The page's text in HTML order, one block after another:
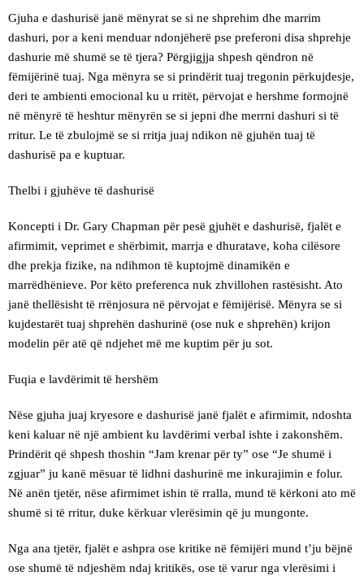
Gjuha e dashurisë janë mënyrat se si ne shprehim dhe marrim
dashuri, por a keni menduar ndonjëherë pse preferoni disa shprehje
dashurie më shumë se të tjera? Përgjigjja shpesh qëndron në
fëmijërinë tuaj. Nga mënyra se si prindërit tuaj tregonin përkujdesje,
deri te ambienti emocional ku u rritët, përvojat e hershme formojnë
në mënyrë të heshtur mënyrën se si jepni dhe merrni dashuri si të
rritur. Le të zbulojmë se si rritja juaj ndikon në gjuhën tuaj të
dashurisë pa e kuptuar.
Thelbi i gjuhëve të dashurisë
Koncepti i Dr. Gary Chapman për pesë gjuhët e dashurisë, fjalët e
afirmimit, veprimet e shërbimit, marrja e dhuratave, koha cilësore
dhe prekja fizike, na ndihmon të kuptojmë dinamikën e
marrëdhënieve. Por këto preferenca nuk zhvillohen rastësisht. Ato
janë thellësisht të rrënjosura në përvojat e fëmijërisë. Mënyra se si
kujdestarët tuaj shprehën dashurinë (ose nuk e shprehën) krijon
modelin për atë që ndjehet më me kuptim për ju sot.
Fuqia e lavdërimit të hershëm
Nëse gjuha juaj kryesore e dashurisë janë fjalët e afirmimit, ndoshta
keni kaluar në një ambient ku lavdërimi verbal ishte i zakonshëm.
Prindërit që shpesh thoshin “Jam krenar për ty” ose “Je shumë i
zgjuar” ju kanë mësuar të lidhni dashurinë me inkurajimin e folur.
Në anën tjetër, nëse afirmimet ishin të rralla, mund të kërkoni ato më
shumë si të rritur, duke kërkuar vlerësimin që ju mungonte.
Nga ana tjetër, fjalët e ashpra ose kritike në fëmijëri mund t’ju bëjnë
ose shumë të ndjeshëm ndaj kritikës, ose të varur nga vlerësimi i